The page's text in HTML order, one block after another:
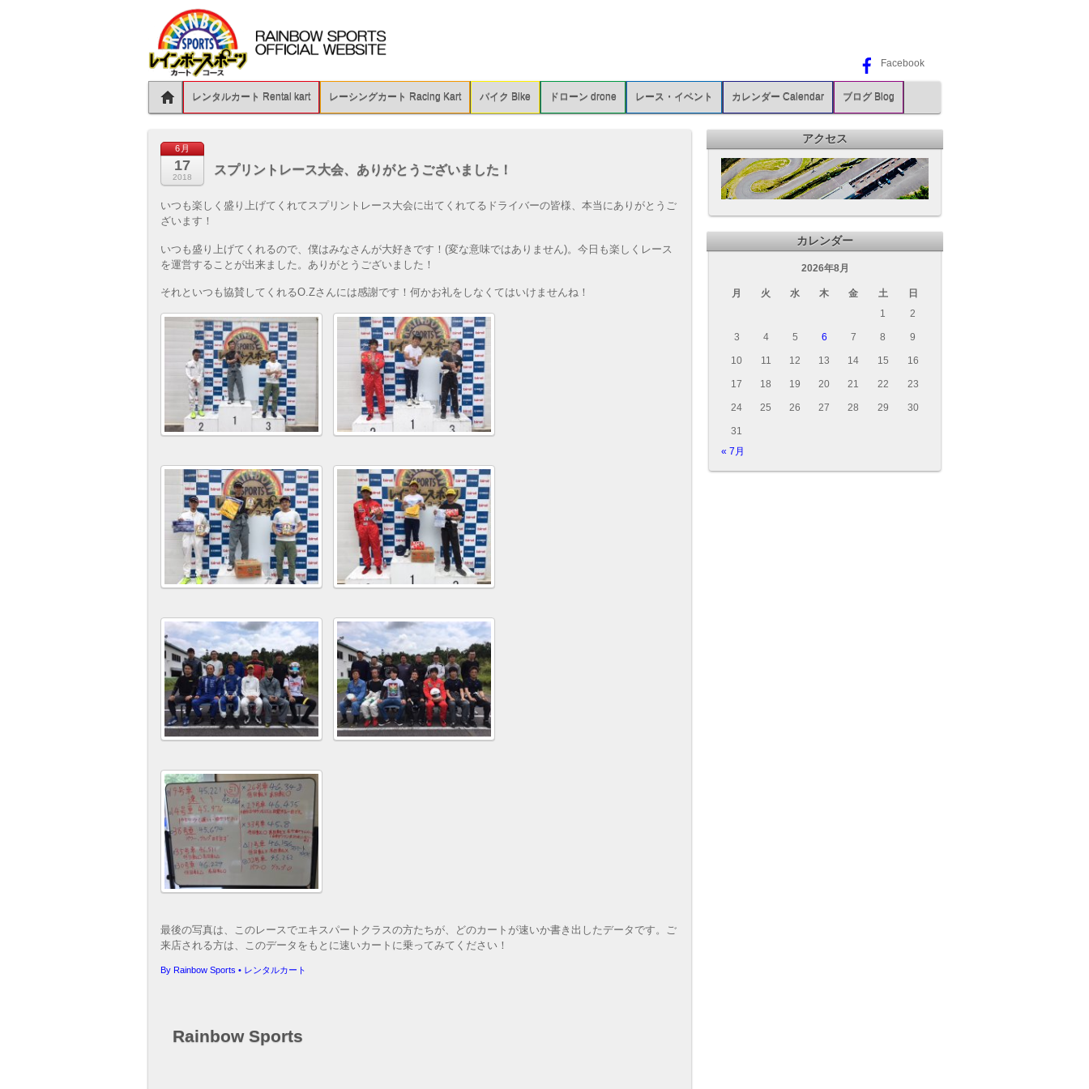
Facebook
レンタルカート Rental kart レーシングカート Racing Kart バイク Bike ドローン drone レース・イベント カレンダー Calendar ブログ Blog
6月
17
2018
スプリントレース大会、ありがとうございました！
いつも楽しく盛り上げてくれてスプリントレース大会に出てくれてるドライバーの皆様、本当にありがとうご
ざいます！
いつも盛り上げてくれるので、僕はみなさんが大好きです！(変な意味ではありません)。今日も楽しくレース
を運営することが出来ました。ありがとうございました！
それといつも協賛してくれるO.Zさんには感謝です！何かお礼をしなくてはいけませんね！
最後の写真は、このレースでエキスパートクラスの方たちが、どのカートが速いか書き出したデータです。ご
来店される方は、このデータをもとに速いカートに乗ってみてください！
By Rainbow Sports • レンタルカート
Rainbow Sports
アクセス
カレンダー
2026年8月
月 火 水 木 金 土
日
1
2
3 4 5 6 7 8 9
10 11 12 13 14 15 16
17 18 19 20 21 22 23
24 25 26 27 28 29 30
31
« 7月